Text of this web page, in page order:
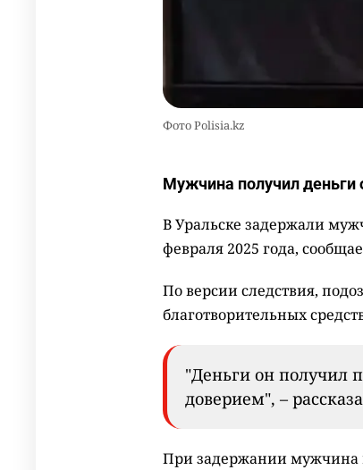
Фото Polisia.kz
Мужчина получил деньги
В Уральске задержали
февраля 2025 года,
По версии следствия,
благотворительных
"Деньги он получил
доверием", –
При задержании мужчина